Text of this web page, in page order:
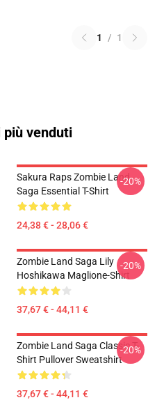
1 / 1
venduti
Sakura Raps Zombie Land
Saga Essential T-Shirt
24,38 € - 28,06 €
-20%
Zombie Land Saga Lily
Hoshikawa Maglione-Shirt
37,67 € - 44,11 €
-20%
Zombie Land Saga Classic T-
Shirt Pullover Sweatshirt
37,67 € - 44,11 €
-20%